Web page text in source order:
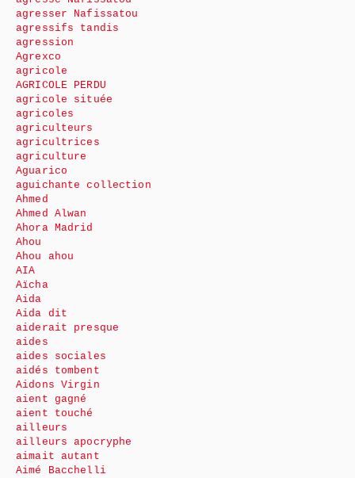
agresser Nafissatou
agressifs tandis
agression
Agrexco
agricole
AGRICOLE PERDU
agricole située
agricoles
agriculteurs
agricultrices
agriculture
Aguarico
aguichante collection
Ahmed
Ahmed Alwan
Ahora Madrid
Ahou
Ahou ahou
AIA
Aïcha
Aida
Aida dit
aiderait presque
aides
aides sociales
aidés tombent
Aidons Virgin
aient gagné
aient touché
ailleurs
ailleurs apocryphe
aimait autant
Aimé Bacchelli